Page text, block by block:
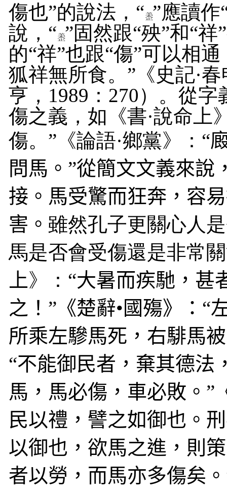
傷也”的說法， “ ”應讀作
說， “ ”固然跟“殃”和“
的“祥”也跟“傷”可以相通
狐祥無所食。”《史記·春
亨 ， 1989 ： 270） 。從字
傷之義 ，如《書·說命
傷。”《論語·鄉黨》： “
問馬。”從簡文文義來
接。馬受驚而狂奔，容
害。 雖然孔子更關心人
馬是否會受傷還是非常
上》：“大暑而疾馳，甚
之！ ” 《楚辭•國殤》： “
所乘左驂馬死，右騑馬
“不能御民者，棄其德法
馬，馬必傷，車必敗。”
民以禮，譬之如御也。
以御也，欲馬之進，則
者以勞，而馬亦多傷矣